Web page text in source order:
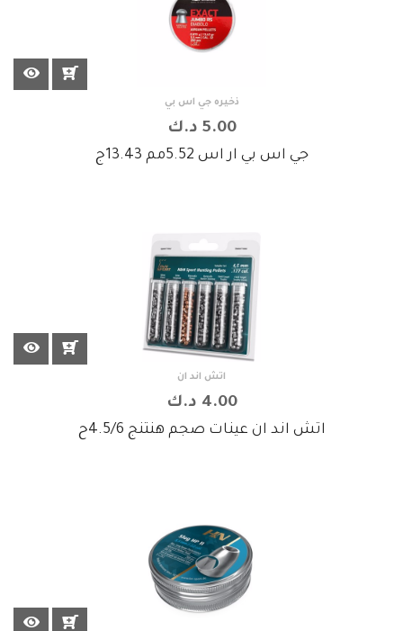
ذخيره جي اس بي
5.00 د.ك
جي اس بي ار اس 5.52مم 13.43ج
اتش اند ان
4.00 د.ك
اتش اند ان عينات صجم هنتنج 4.5/6ح